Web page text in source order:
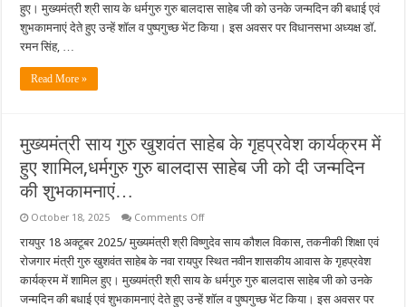
हुए। मुख्यमंत्री श्री साय के धर्मगुरु गुरु बालदास साहेब जी को उनके जन्मदिन की बधाई एवं
शुभकामनाएं देते हुए उन्हें शॉल व पुष्पगुच्छ भेंट किया। इस अवसर पर विधानसभा अध्यक्ष डॉ.
रमन सिंह, …
Read More »
मुख्यमंत्री साय गुरु खुशवंत साहेब के गृहप्रवेश कार्यक्रम में
हुए शामिल,धर्मगुरु गुरु बालदास साहेब जी को दी जन्मदिन
की शुभकामनाएं…
October 18, 2025 Comments Offon
साय
गुरु
खुशवंत
साहेब
के
गृहप्रवेश
रायपुर 18 अक्टूबर 2025/ मुख्यमंत्री श्री विष्णुदेव साय कौशल विकास, तकनीकी शिक्षा एवं
रोजगार मंत्री गुरु खुशवंत साहेब के नवा रायपुर स्थित नवीन शासकीय आवास के गृहप्रवेश
कार्यक्रम में शामिल हुए। मुख्यमंत्री श्री साय के धर्मगुरु गुरु बालदास साहेब जी को उनके
जन्मदिन की बधाई एवं शुभकामनाएं देते हुए उन्हें शॉल व पुष्पगुच्छ भेंट किया। इस अवसर पर